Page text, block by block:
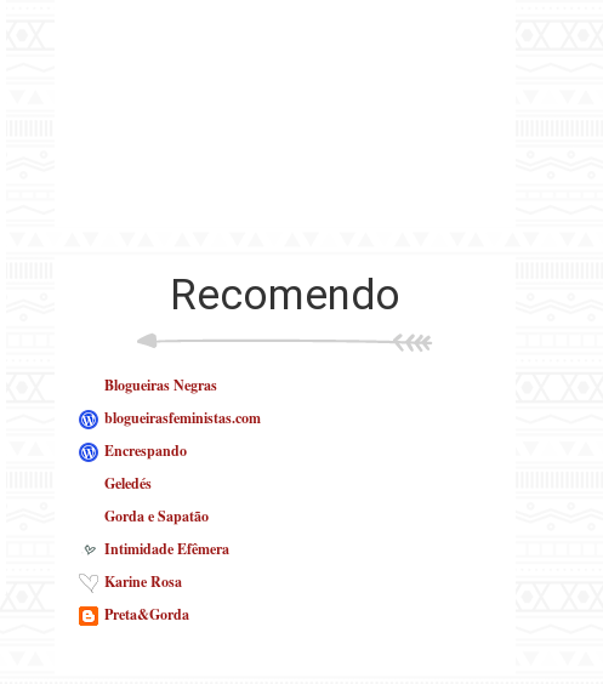
Recomendo
Blogueiras Negras
blogueirasfeministas.com
Encrespando
Geledés
Gorda e Sapatão
Intimidade Efêmera
Karine Rosa
Preta&Gorda